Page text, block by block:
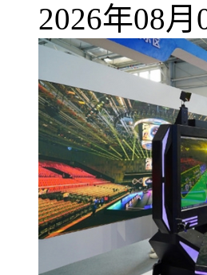
2026年08月